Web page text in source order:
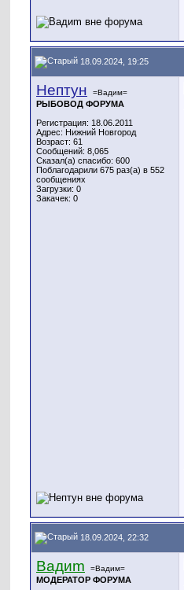
18.09.2024, 19:25
Нептун =Вадим=
РЫБОВОД ФОРУМА
Регистрация: 18.06.2011
Адрес: Нижний Новгород
Возраст: 61
Сообщений: 8,065
Сказал(а) спасибо: 600
Поблагодарили 675 раз(а) в 552
сообщениях
Загрузки: 0
Закачек: 0
18.09.2024, 22:32
Вадиm =Вадим=
МОДЕРАТОР ФОРУМА